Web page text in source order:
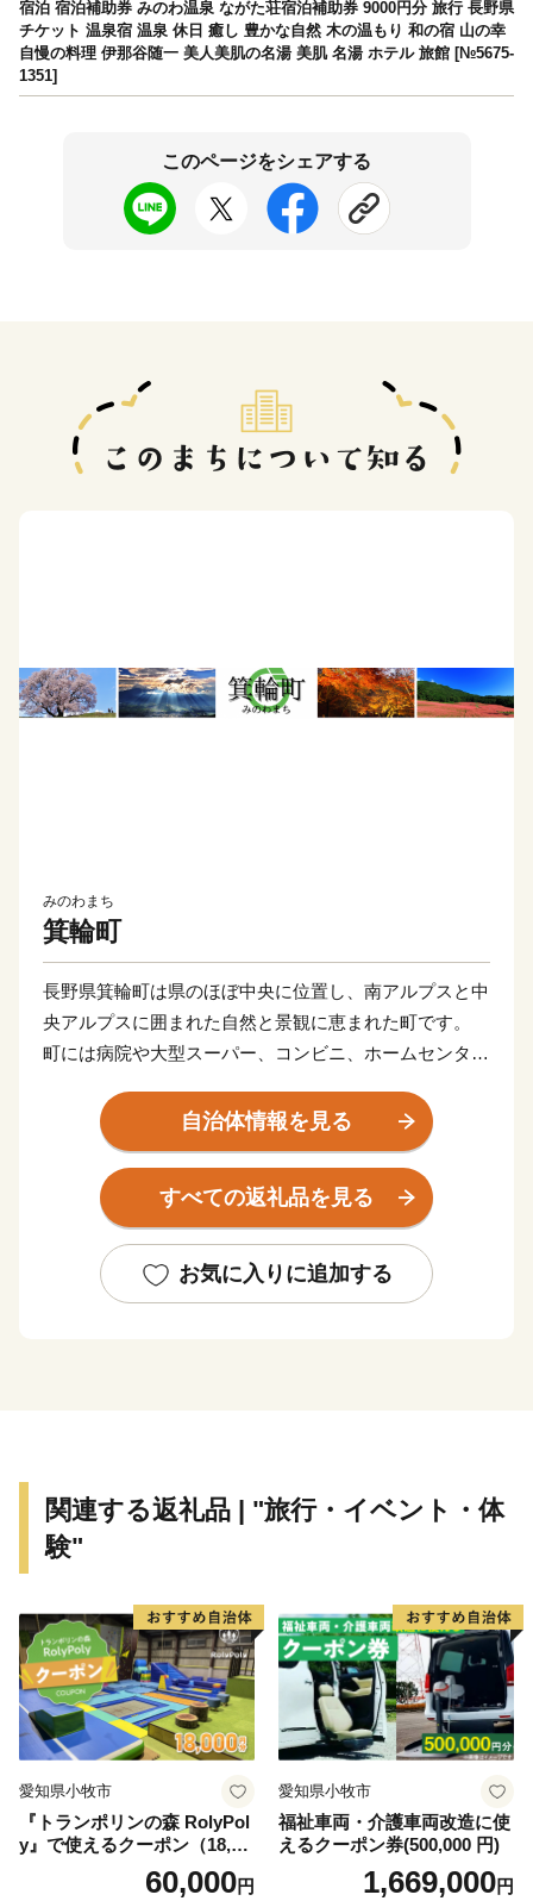
宿泊 宿泊補助券 みのわ温泉 ながた荘宿泊補助券 9000円分 旅行 長野県
チケット 温泉宿 温泉 休日 癒し 豊かな自然 木の温もり 和の宿 山の幸
自慢の料理 伊那谷随一 美人美肌の名湯 美肌 名湯 ホテル 旅館 [№5675-
1351]
このページをシェアする
みのわまち
箕輪町
長野県箕輪町は県のほぼ中央に位置し、南アルプスと中
央アルプスに囲まれた自然と景観に恵まれた町です。
町には病院や大型スーパー、コンビニ、ホームセンター
ほどの田舎暮らし”ができます。
また、町のどこにいても中心部まで車で10分ほどでいけ
るため、生活するのに困ることが少ないです。
赤そばと聞くと麺が赤いと思われますが、麺の色は普通
のそばと変わりません。
ものです
町内にある箕輪ダム周辺にはなんと約10,000本ものもみ
観光スポットです
また、じゃらんnet「全国のおすすめ紅葉スポットラン
キング」では2020年~2024年の5年連続で全国1位となり
ました。
信州の自然豊かな環境に触れ癒されてください！
自治体情報を見る
すべての返礼品を見る
お気に入りに追加する
関連する返礼品 | "旅行・イベント・体
験"
愛知県小牧市
『トランポリンの森 RolyPol
y』で使えるクーポン（18,00
60,000円
愛知県小牧市
福祉車両・介護車両改造に使
えるクーポン券(500,000 円)
1,669,000円